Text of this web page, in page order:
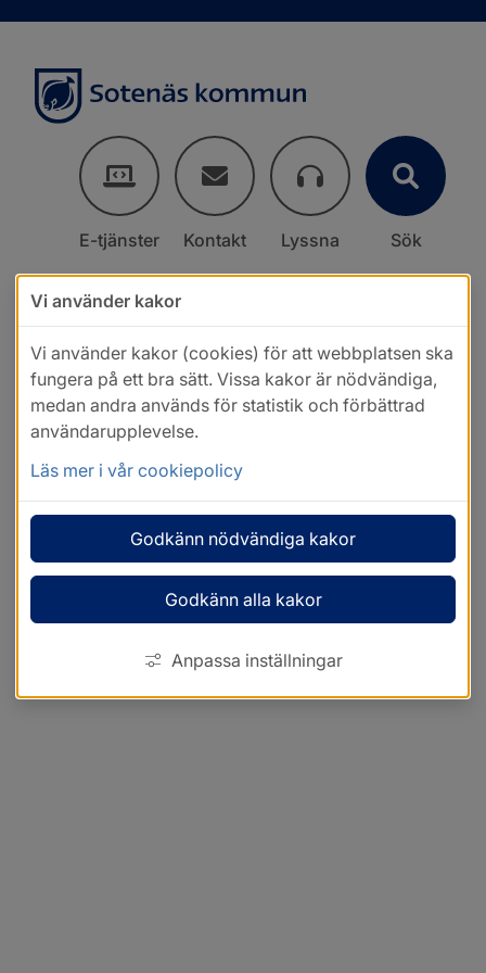
E-tjänster Kontakt Lyssna Sök
Vi använder kakor
Vi använder kakor (cookies) för att webbplatsen ska
fungera på ett bra sätt. Vissa kakor är nödvändiga,
medan andra används för statistik och förbättrad
användarupplevelse.
Läs mer i vår cookiepolicy
Godkänn nödvändiga kakor
Godkänn alla kakor
Anpassa inställningar